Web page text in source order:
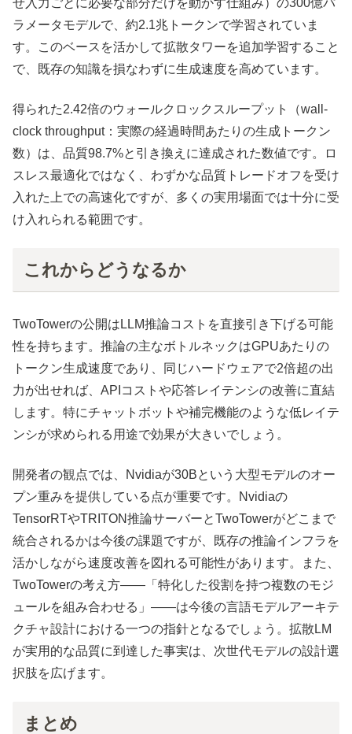
せ入力ごとに必要な部分だけを動かす仕組み）の300億パ
ラメータモデルで、約2.1兆トークンで学習されていま
す。このベースを活かして拡散タワーを追加学習すること
で、既存の知識を損なわずに生成速度を高めています。
得られた2.42倍のウォールクロックスループット（wall-
clock throughput：実際の経過時間あたりの生成トークン
数）は、品質98.7%と引き換えに達成された数値です。ロ
スレス最適化ではなく、わずかな品質トレードオフを受け
入れた上での高速化ですが、多くの実用場面では十分に受
け入れられる範囲です。
これからどうなるか
TwoTowerの公開はLLM推論コストを直接引き下げる可能
性を持ちます。推論の主なボトルネックはGPUあたりの
トークン生成速度であり、同じハードウェアで2倍超の出
力が出せれば、APIコストや応答レイテンシの改善に直結
します。特にチャットボットや補完機能のような低レイテ
ンシが求められる用途で効果が大きいでしょう。
開発者の観点では、Nvidiaが30Bという大型モデルのオー
プン重みを提供している点が重要です。Nvidiaの
TensorRTやTRITON推論サーバーとTwoTowerがどこまで
統合されるかは今後の課題ですが、既存の推論インフラを
活かしながら速度改善を図れる可能性があります。また、
TwoTowerの考え方——「特化した役割を持つ複数のモジ
ュールを組み合わせる」——は今後の言語モデルアーキテ
クチャ設計における一つの指針となるでしょう。拡散LM
が実用的な品質に到達した事実は、次世代モデルの設計選
択肢を広げます。
まとめ